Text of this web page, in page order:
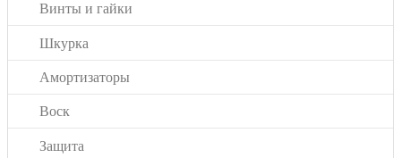
Винты и гайки
Шкурка
Амортизаторы
Воск
Защита